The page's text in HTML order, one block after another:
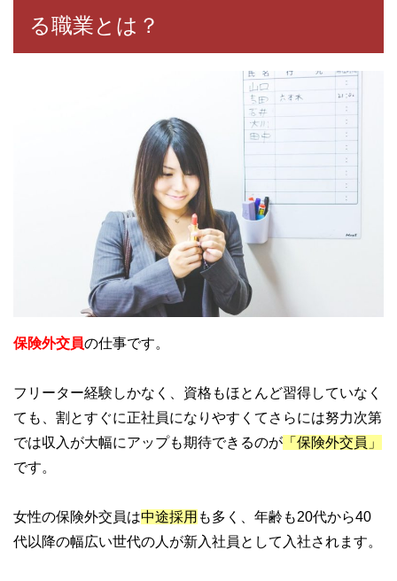
る職業とは？
保険外交員の仕事です。
フリーター経験しかなく、資格もほとんど習得していなく
ても、割とすぐに正社員になりやすくてさらには努力次第
では収入が大幅にアップも期待できるのが 「保険外交員」
です。
女性の保険外交員は中途採用 も多く、年齢も20代から40
代以降の幅広い世代の人が新入社員として入社されます。